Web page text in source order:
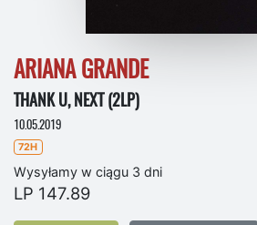
ARIANA GRANDE
THANK U, NEXT (2LP)
10.05.2019
72H
Wysyłamy w ciągu 3 dni
LP 147.89